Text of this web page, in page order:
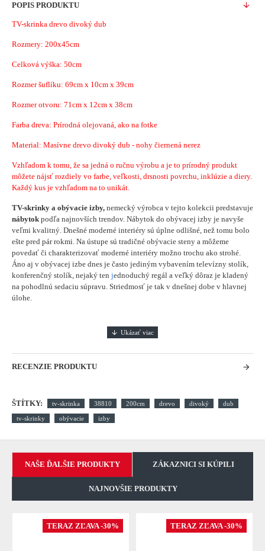
POPIS PRODUKTU
TV-skrinka drevo divoký dub
Rozmery: 200x45cm
Celková výška: 50cm
Rozmer šuflíku: 69cm x 10cm x 39cm
Rozmer otvoru: 71cm x 12cm x 38cm
Farba dreva: Prírodná olejovaná, ako na fotke
Material: Masívne drevo divoký dub - nohy čiernená nerez
Vzhľadom k tomu, že sa jedná o ručnu výrobu a je to prírodný produkt
môžete nájsť rozdiely vo farbe, veľkosti, drsnosti povrchu, inklúzie a diery.
Každý kus je vzhľadom na to unikát.
TV-skrinky a obývacie izby, nemecký výrobca v tejto kolekcii predstavuje
nábytok podľa najnovších trendov. Nábytok do obývacej izby je navyše
veľmi kvalitný. Dnešné moderné interiéry sú úplne odlišné, než tomu bolo
ešte pred pár rokmi. Na ústupe sú tradičné obývacie steny a môžeme
povedať či charakterizovať moderné interiéry možno trochu ako strohé.
Áno aj v obývacej izbe dnes je často jediným vybavením televízny stolík,
konferenčný stolík, nejaký ten jednoduchý regál a veľký dôraz je kladený
na pohodlnú sedaciu súpravu. Striedmosť je tak v dnešnej dobe v hlavnej
úlohe.
RECENZIE PRODUKTU
ŠTÍTKY: tv-skrinka 38810 200cm drevo divoký dub
tv-skrinky obývacie izby
NAŠE ĎALŠIE PRODUKTY ZÁKAZNICI SI KÚPILI
NAJNOVŠIE PRODUKTY
TERAZ ZĽAVA -30% TERAZ ZĽAVA -30%